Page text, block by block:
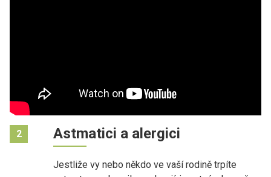
2 Astmatici a alergici
Jestliže vy nebo někdo ve vaší rodině trpíte